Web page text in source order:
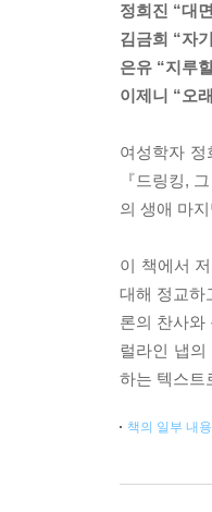
정희진 “대
김금희 “자
은유 “지루
이제니 “오
여성학자
『드링킹,
의 생애 마
이 책에서 저
대해 정교하
론의 찬사와
럴라인 냅의
하는 텍스트
책의 일부 내